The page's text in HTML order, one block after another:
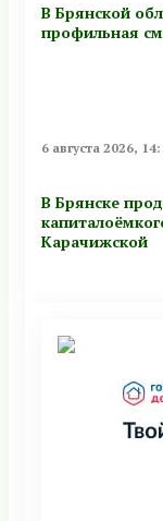
В Брянской
профильная
6 августа 2026,
В Брянске
Карачижской